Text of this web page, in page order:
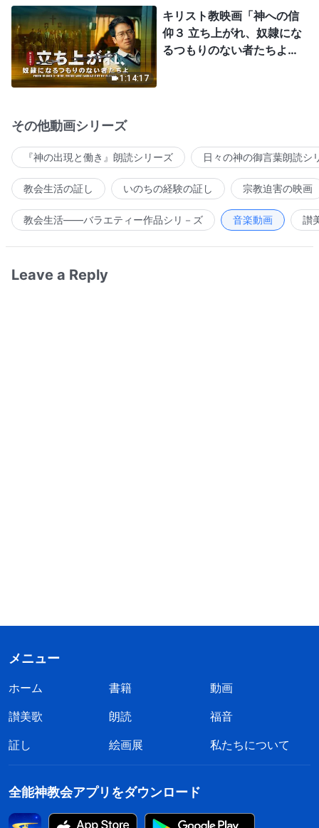
1:14:17
キリスト教映画「神への信
仰３ 立ち上がれ、奴隷にな
るつもりのない者たちよ」
その他動画シリーズ
『神の出現と働き』朗読シリーズ 日々の神の御言葉朗読シ
教会生活の証し いのちの経験の証し 宗教迫害の映画
教会生活――バラエティー作品シリ－ズ 音楽動画 讃
Leave a Reply
メニュー
ホーム 書籍
動画
讃美歌
朗読
福音
証し
絵画展 私たちについて
全能神教会アプリをダウンロード